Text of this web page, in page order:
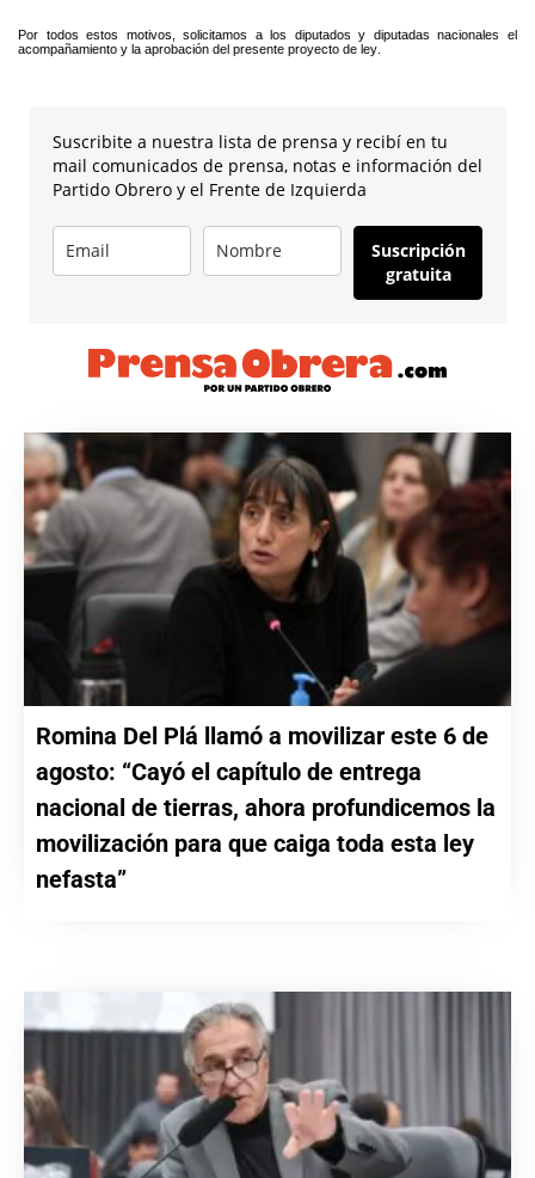
Por todos estos motivos, solicitamos a los diputados y diputadas nacionales el
acompañamiento y la aprobación del presente proyecto de ley.
Suscribite a nuestra lista de prensa y recibí en tu
mail comunicados de prensa, notas e información del
Partido Obrero y el Frente de Izquierda
Suscripción
gratuita
Romina Del Plá llamó a movilizar este 6 de
agosto: “Cayó el capítulo de entrega
nacional de tierras, ahora profundicemos la
movilización para que caiga toda esta ley
nefasta”